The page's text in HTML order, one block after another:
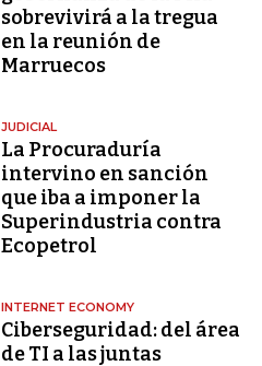
sobrevivirá a la tregua
en la reunión de
Marruecos
JUDICIAL
La Procuraduría
intervino en sanción
que iba a imponer la
Superindustria contra
Ecopetrol
INTERNET ECONOMY
Ciberseguridad: del área
de TI a las juntas